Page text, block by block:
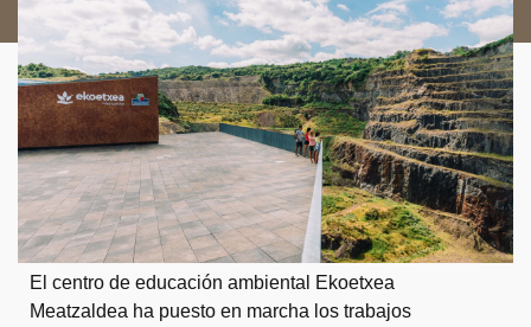
El centro de educación ambiental Ekoetxea
Meatzaldea ha puesto en marcha los trabajos